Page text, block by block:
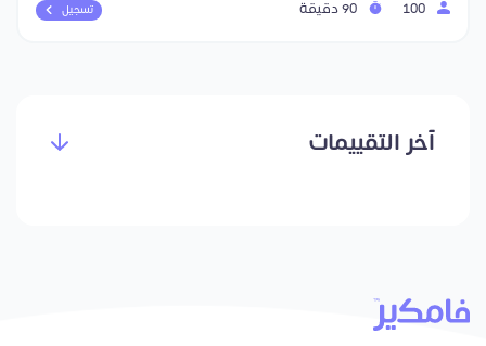
تسجيل
آخر التقييمات